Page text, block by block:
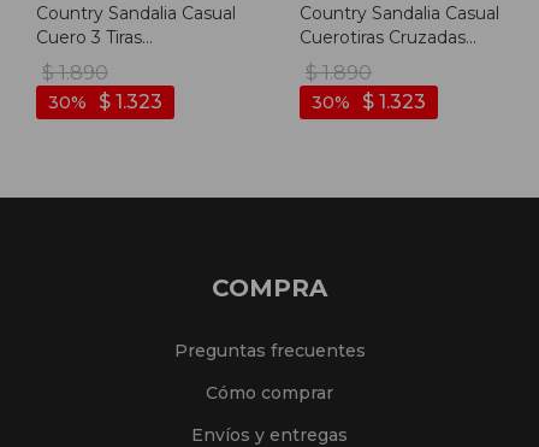
Country Sandalia Casual
Cuero 3 Tiras
Combinadas S/baja -
Telha-mix
$ 1.890
$ 1.323
30
Country Sandalia Casual
Cuerotiras Cruzadas
Trenzada - Telha-mix
$ 1.890
$ 1.323
30
COMPRA
Preguntas frecuentes
Cómo comprar
Envíos y entregas